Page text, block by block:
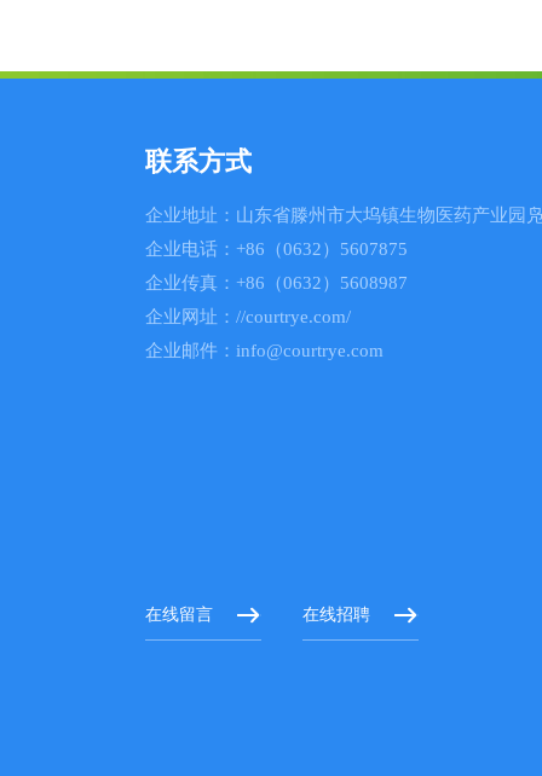
联系方式
企业地址：山东省滕州市大坞镇生物医药产业园
企业电话：+86（0632）5607875
企业传真：+86（0632）5608987
企业网址：//courtrye.com/
企业邮件：info@courtrye.com
在线留言 在线招聘